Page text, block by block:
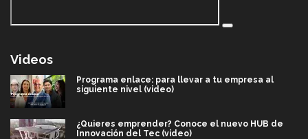
Videos
Programa enlace: para llevar a tu empresa al
siguiente nivel (video)
¿Quieres emprender? Conoce el nuevo HUB de
Innovación del Tec (video)